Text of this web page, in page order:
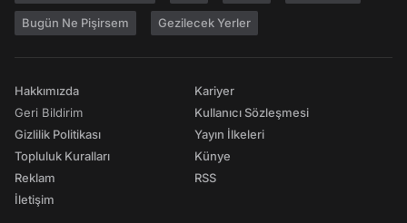
Bugün Ne Pişirsem Gezilecek Yerler
Hakkımızda
Geri Bildirim
Gizlilik Politikası
Topluluk Kuralları
Reklam
İletişim
Kariyer
Kullanıcı Sözleşmesi
Yayın İlkeleri
Künye
RSS